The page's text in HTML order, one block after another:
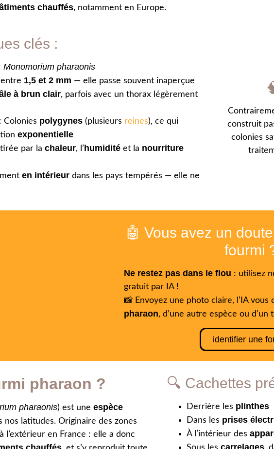
chauffés, notamment en Europe.
clés :
Monomorium pharaonis
1,5 et 2 mm — elle passe souvent inaperçue
à brun clair, parfois avec un thorax légèrement
: Colonies polygynes (plusieurs reines), ce qui
exponentielle
par la chaleur, l’humidité et la nourriture
en intérieur dans les pays tempérés — elle ne
construit
colonies
🤖 Vous avez un
fourmi
Ne restez pas dans le flou : utilisez
gratuit par IA !
📸 Envoyez une photo claire, l’IA vous
pharaon, d’une autre espèce ou
identifier une
pharaon ?
pharaonis) est une espèce
nos latitudes. Originaire des zones
l’extérieur en France : elle a donc
🔍 Cachettes
Derrière les plinthes
Dans les prises
À l’intérieur des